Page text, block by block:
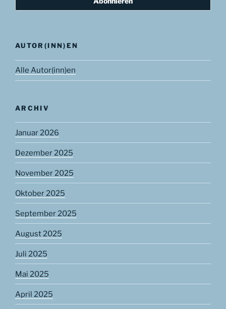
AUTOR(INN)EN
Alle Autor(inn)en
ARCHIV
Januar 2026
Dezember 2025
November 2025
Oktober 2025
September 2025
August 2025
Juli 2025
Mai 2025
April 2025